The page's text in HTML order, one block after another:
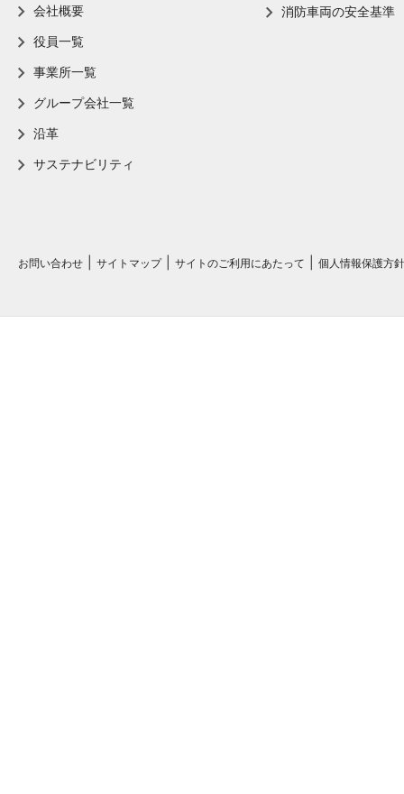
会社概要
役員一覧
事業所一覧
グループ会社一覧
沿革
サステナビリティ
消防車両の安全基準
お問い合わせ サイトマップ サイトのご利用にあたって 個人情報保護方針